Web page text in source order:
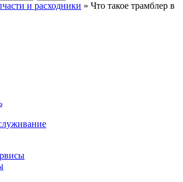
и расходники » Что такое трамблер в